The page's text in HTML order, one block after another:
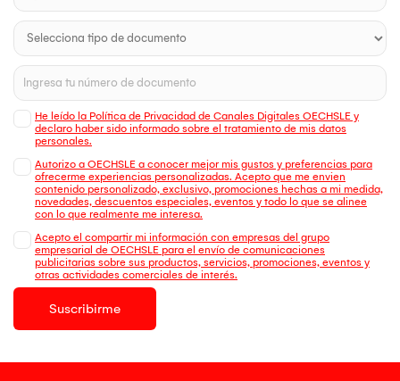
He leído la Política de Privacidad de Canales Digitales OECHSLE y
declaro haber sido informado sobre el tratamiento de mis datos
personales.
Autorizo a OECHSLE a conocer mejor mis gustos y preferencias para
ofrecerme experiencias personalizadas. Acepto que me envien
contenido personalizado, exclusivo, promociones hechas a mi medida,
novedades, descuentos especiales, eventos y todo lo que se alinee
con lo que realmente me interesa.
Acepto el compartir mi información con empresas del grupo
empresarial de OECHSLE para el envío de comunicaciones
publicitarias sobre sus productos, servicios, promociones, eventos y
otras actividades comerciales de interés.
Suscribirme